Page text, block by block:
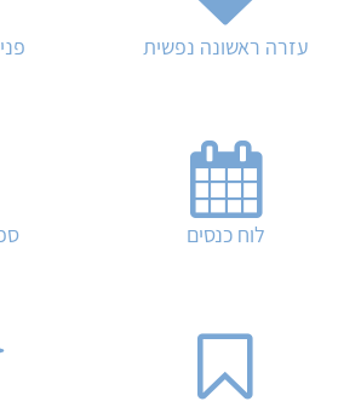
עזרה ראשונה נפשית
לוח כנסים